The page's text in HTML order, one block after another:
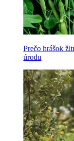
Prečo hrášok
úrodu